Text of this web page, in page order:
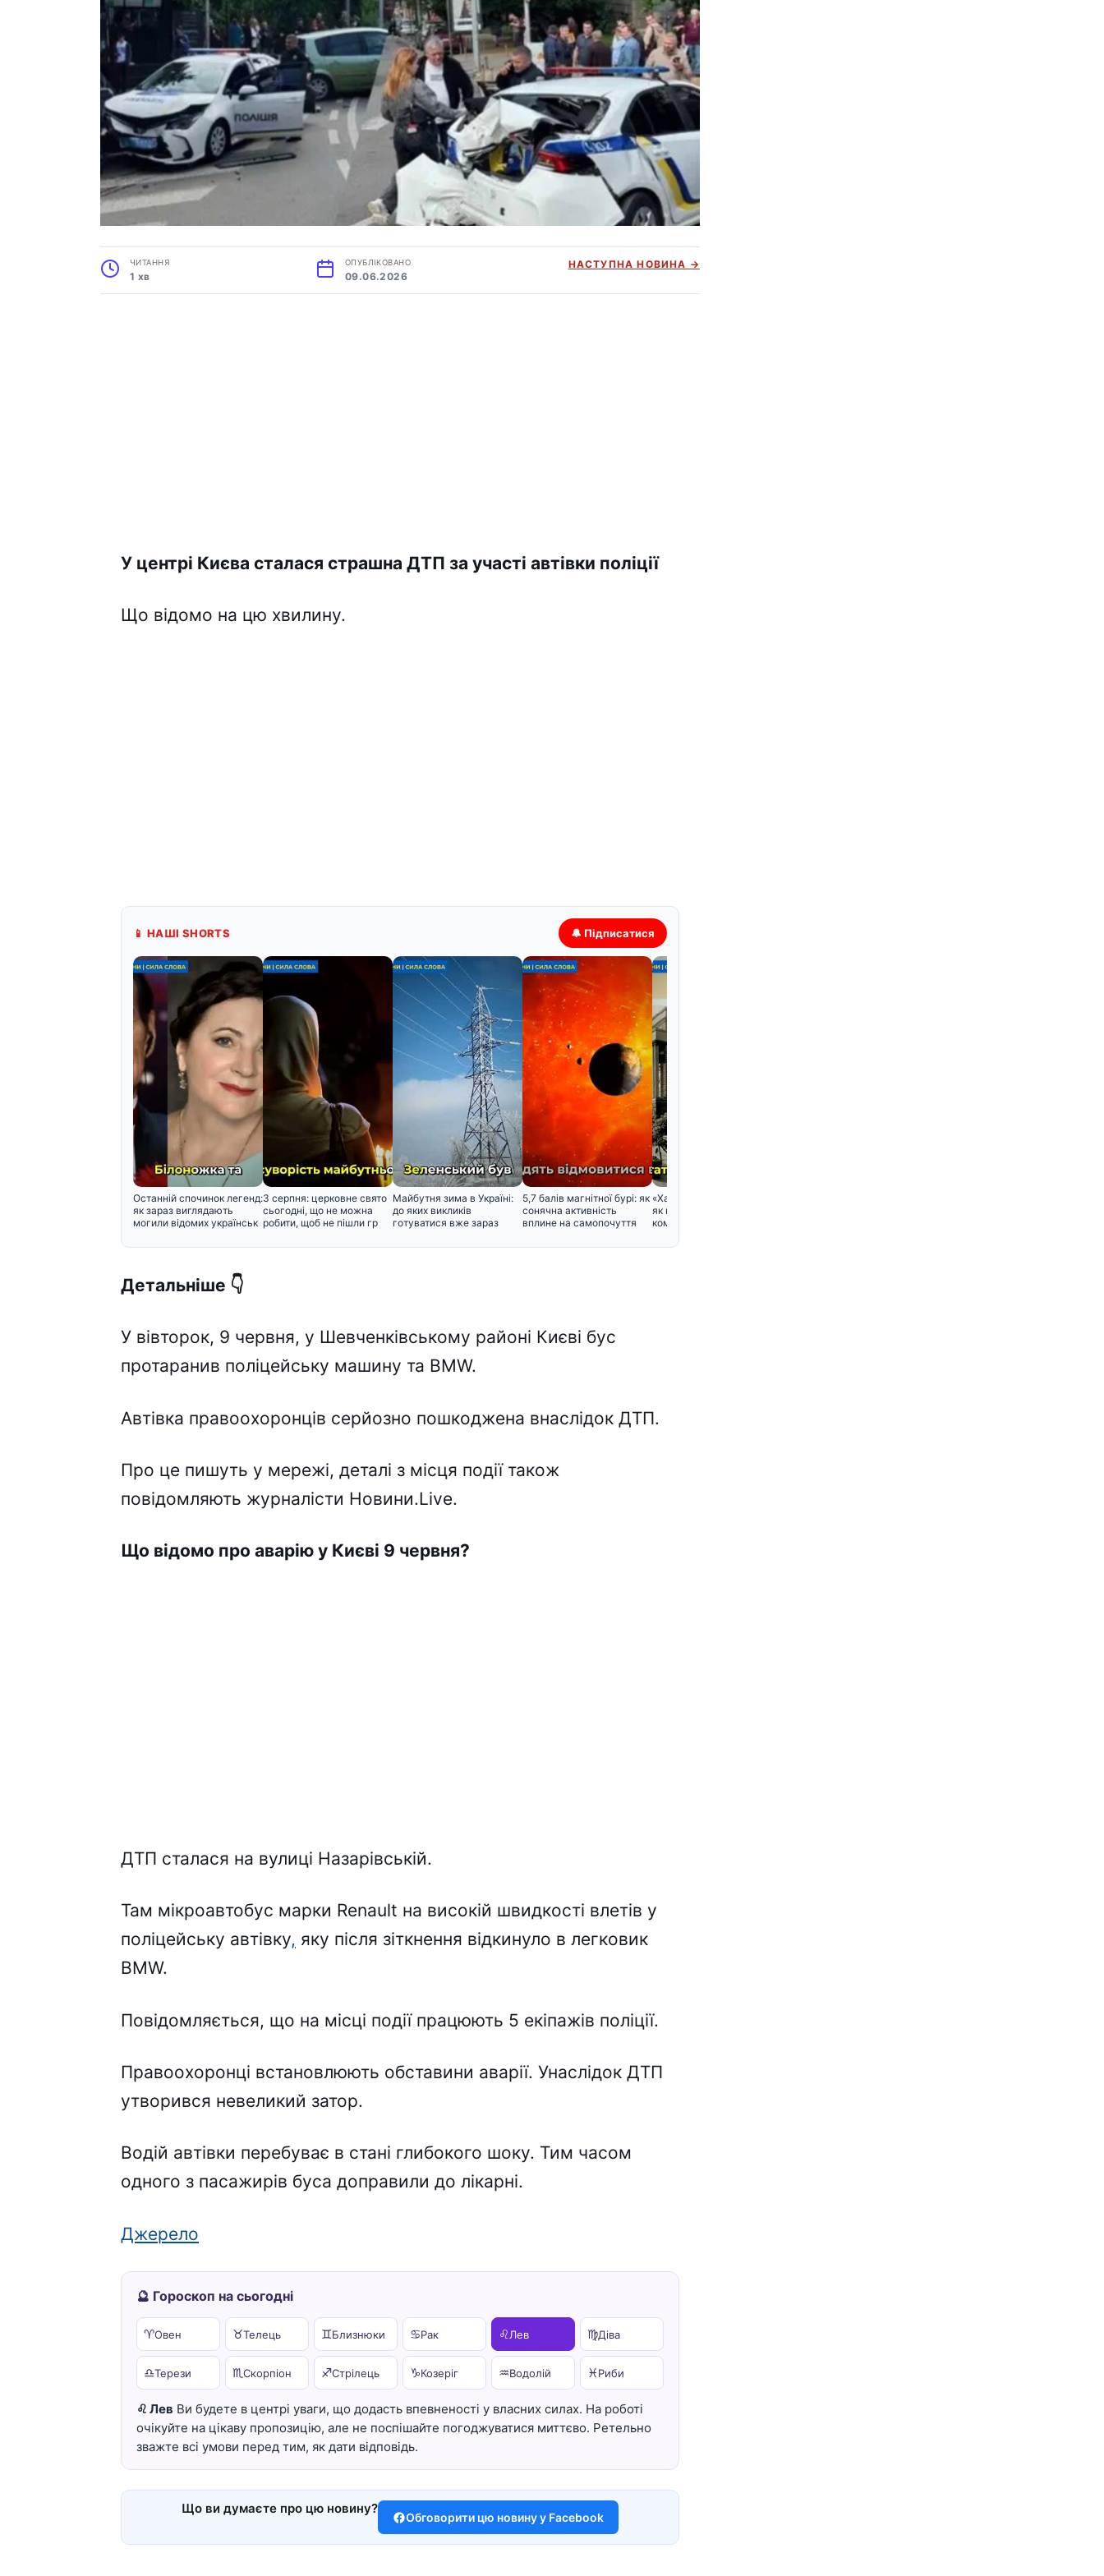
ЧИТАННЯ
1 хв
ОПУБЛІКОВАНО
09.06.2026
НАСТУПНА НОВИНА →
У центрі Києва сталася страшна ДТП за участі автівки поліції
Що відомо на цю хвилину.
📱 НАШІ SHORTS 🔔 Підписатися
Останній спочинок легенд:
як зараз виглядають
могили відомих українськ
3 серпня: церковне свято
сьогодні, що не можна
робити, щоб не пішли гр
Майбутня зима в Україні:
до яких викликів
готуватися вже зараз
5,7 балів магнітної бурі: як
сонячна активність
вплине на самопочуття
«Харків – перша столиця»:
як народився цей міф і
кому було зручно рока
Детальніше 👇
У вівторок, 9 червня, у Шевченківському районі Києві бус
протаранив поліцейську машину та BMW.
Автівка правоохоронців серйозно пошкоджена внаслідок ДТП.
Про це пишуть у мережі, деталі з місця події також
повідомляють журналісти Новини.Live.
Що відомо про аварію у Києві 9 червня?
ДТП сталася на вулиці Назарівській.
Там мікроавтобус марки Renault на високій швидкості влетів у
поліцейську автівку, яку після зіткнення відкинуло в легковик
BMW.
Повідомляється, що на місці події працюють 5 екіпажів поліції.
Правоохоронці встановлюють обставини аварії. Унаслідок ДТП
утворився невеликий затор.
Водій автівки перебуває в стані глибокого шоку. Тим часом
одного з пасажирів буса доправили до лікарні.
Джерело
🔮 Гороскоп на сьогодні
♈Овен ♉Телець ♊Близнюки ♋Рак ♌Лев ♍Діва
♎Терези ♏Скорпіон ♐Стрілець ♑Козеріг ♒Водолій ♓Риби
♌ Лев Ви будете в центрі уваги, що додасть впевненості у власних силах. На роботі
очікуйте на цікаву пропозицію, але не поспішайте погоджуватися миттєво. Ретельно
зважте всі умови перед тим, як дати відповідь.
Що ви думаєте про цю новину?
Обговорити цю новину у Facebook